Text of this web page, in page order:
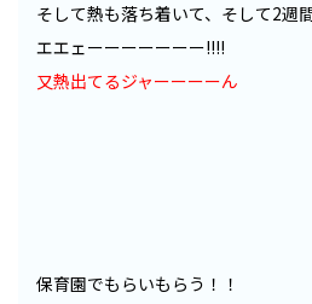
そして熱も落ち着いて、そして2
エエェーーーーーーー!!!!
又熱出てるジャーーーーん
保育園でもらいもらう！！